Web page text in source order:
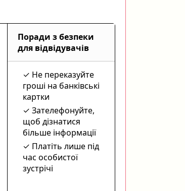
Поради з безпеки
для відвідувачів
Не переказуйте
гроші на банківські
картки
Зателефонуйте,
щоб дізнатися
більше інформації
Платіть лише під
час особистої
зустрічі